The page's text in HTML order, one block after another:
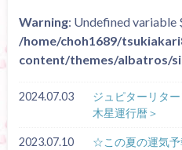
Warning: Undefined variable
/home/choh1689/
content/themes/albatros/
2024.07.03
ジュピターリタ
木星運行暦＞
2023.07.10 ☆この夏の運気